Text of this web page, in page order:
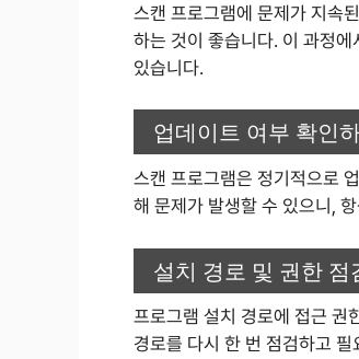
스캔 프로그램에 문제가 지속
하는 것이 좋습니다. 이 과정
있습니다.
업데이트 여부 확인
스캔 프로그램은 정기적으로
해 문제가 발생할 수 있으니,
설치 경로 및 권한 점
프로그램 설치 경로에 접근 권
경로를 다시 한 번 점검하고